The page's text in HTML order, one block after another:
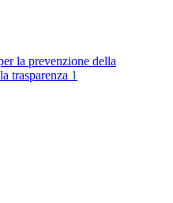
la prevenzione della
trasparenza 1